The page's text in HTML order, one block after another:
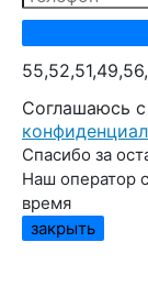
Cоглашаюсь с
Спасибо за
Наш оператор
время
закрыть